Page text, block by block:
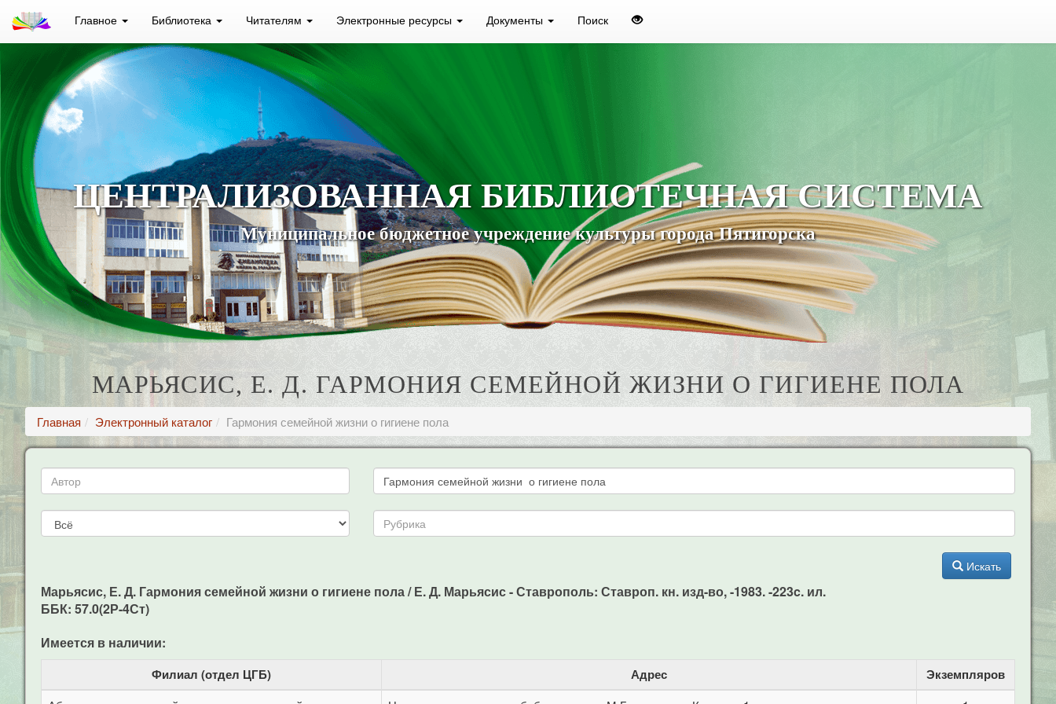
Главное Библиотека Читателям Электронные ресурсы Документы Поиск
ЦЕНТРАЛИЗОВАННАЯ БИБЛИОТЕЧНАЯ СИСТЕМА
Муниципальное бюджетное учреждение культуры города Пятигорска
МАРЬЯСИС, Е. Д. ГАРМОНИЯ СЕМЕЙНОЙ ЖИЗНИ О ГИГИЕНЕ ПОЛА
Главная Электронный каталог Гармония семейной жизни о гигиене пола
Искать
Марьясис, Е. Д. Гармония семейной жизни о гигиене пола / Е. Д. Марьясис - Ставрополь: Ставроп. кн. изд-во, -1983. -223c. ил.
ББК: 57.0(2Р-4Ст)
Имеется в наличии:
Филиал (отдел ЦГБ) Адрес Экземпляров